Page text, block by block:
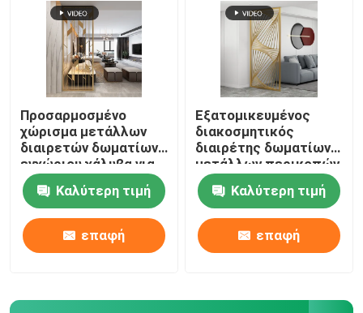
Νίτσα από ανοξείδωτο χάλυβα
κιγκλίδωμα σκαλοπατιών μετάλλων
Διακοσμητική πόρτα εισόδου
Μεταλλική Διακοσμητική Πύλη
Επιτροπή φρακτών κήπων μετάλλων
τοίχος κουρτινών μετάλλων
Προσαρμοσμένο
χώρισμα μετάλλων
διαιρετών δωματίων
εγχώριου χάλυβα για
το καθιστικό
Καλύτερη τιμή
επαφή
Εξατομικευμένος
διακοσμητικός
διαιρέτης δωματίων
μετάλλων περικοπών
λέιζερ σιδηρουργείου
για το καθιστικό
Καλύτερη τιμή
επαφή